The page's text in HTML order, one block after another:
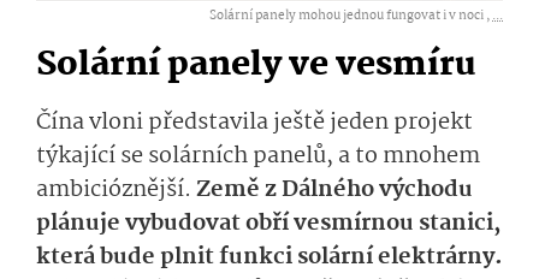
Solární panely mohou jednou fungovat i v noci ,...
Solární panely ve vesmíru
Čína vloni představila ještě jeden projekt
týkající se solárních panelů, a to mnohem
ambicióznější. Země z Dálného východu
plánuje vybudovat obří vesmírnou stanici,
která bude plnit funkci solární elektrárny.